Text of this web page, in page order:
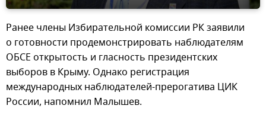
Ранее члены Избирательной комиссии РК заявили
о готовности продемонстрировать наблюдателям
ОБСЕ открытость и гласность президентских
выборов в Крыму. Однако регистрация
международных наблюдателей-прерогатива ЦИК
России, напомнил Малышев.